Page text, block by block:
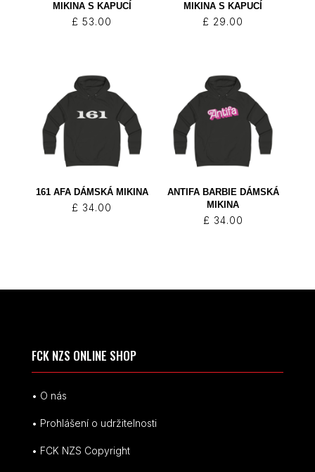
MIKINA S KAPUCÍ
£ 53.00
MIKINA S KAPUCÍ
£ 29.00
161 AFA DÁMSKÁ MIKINA
£ 34.00
ANTIFA BARBIE DÁMSKÁ
MIKINA
£ 34.00
FCK NZS ONLINE SHOP
• O nás
• Prohlášení o udržitelnosti
• FCK NZS Copyright